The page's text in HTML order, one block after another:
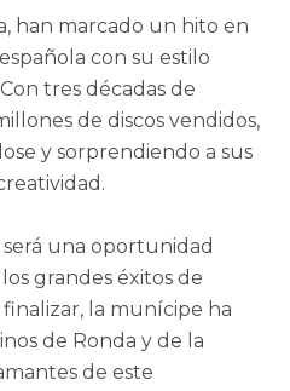
han marcado un hito en
con su estilo
tres décadas de
de discos vendidos,
y sorprendiendo a sus
una oportunidad
grandes éxitos de
la munícipe ha
de Ronda y de la
de este